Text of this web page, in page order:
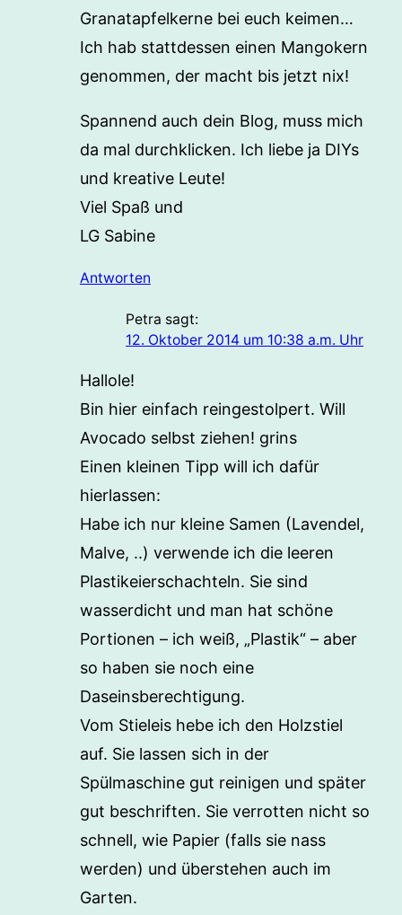
Granatapfelkerne bei euch keimen…
Ich hab stattdessen einen Mangokern
genommen, der macht bis jetzt nix!
Spannend auch dein Blog, muss mich
da mal durchklicken. Ich liebe ja DIYs
und kreative Leute!
Viel Spaß und
LG Sabine
Antworten
Petra sagt:
12. Oktober 2014 um 10:38 a.m. Uhr
Hallole!
Bin hier einfach reingestolpert. Will
Avocado selbst ziehen! grins
Einen kleinen Tipp will ich dafür
hierlassen:
Habe ich nur kleine Samen (Lavendel,
Malve, ..) verwende ich die leeren
Plastikeierschachteln. Sie sind
wasserdicht und man hat schöne
Portionen – ich weiß, „Plastik“ – aber
so haben sie noch eine
Daseinsberechtigung.
Vom Stieleis hebe ich den Holzstiel
auf. Sie lassen sich in der
Spülmaschine gut reinigen und später
gut beschriften. Sie verrotten nicht so
schnell, wie Papier (falls sie nass
werden) und überstehen auch im
Garten.